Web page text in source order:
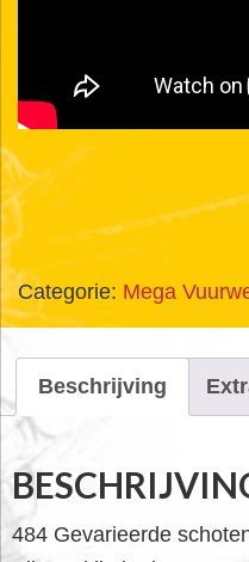
Categorie: Mega
Beschrijving
484 Gevarieerde